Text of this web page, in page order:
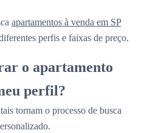
apartamentos à venda em SP
perfis e faixas de preço.
o apartamento
perfil?
tornam o processo de busca